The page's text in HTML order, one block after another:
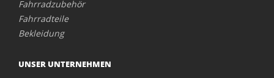
Fahrradzubehör
Fahrradteile
Bekleidung
UNSER UNTERNEHMEN